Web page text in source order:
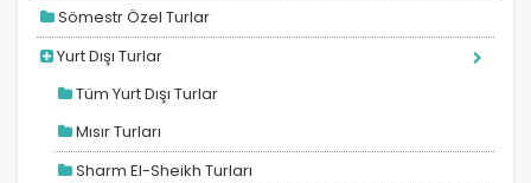
Sömestr Özel Turlar
Yurt Dışı Turlar
Tüm Yurt Dışı Turlar
Mısır Turları
Sharm El-Sheikh Turları